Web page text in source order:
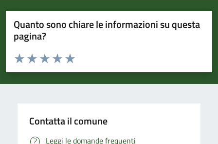
Quanto sono chiare le informazioni su questa
pagina?
Valuta da 1 a 5 stelle la pagina
Valuta 5 stelle su 5
Valuta 4 stelle su 5
Valuta 3 stelle su 5
Valuta 2 stelle su 5
Valuta 1 stelle su 5
Contatta il comune
Leggi le domande frequenti